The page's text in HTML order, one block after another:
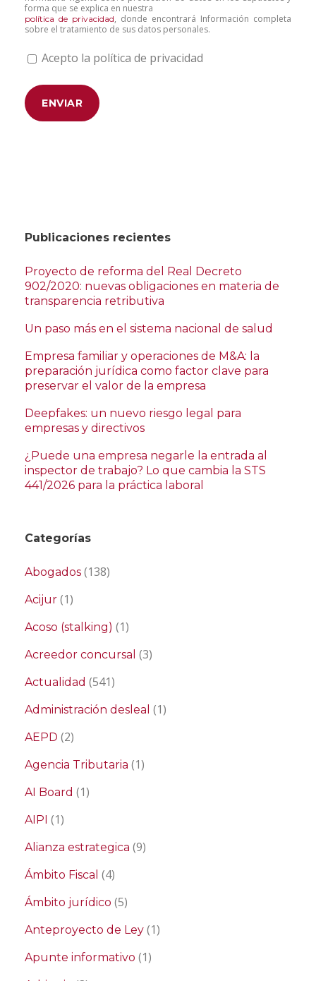
forma que se explica en nuestra
política de privacidad, donde encontrará Información completa
sobre el tratamiento de sus datos personales.
Acepto la política de privacidad
Publicaciones recientes
Proyecto de reforma del Real Decreto
902/2020: nuevas obligaciones en materia de
transparencia retributiva
Un paso más en el sistema nacional de salud
Empresa familiar y operaciones de M&A: la
preparación jurídica como factor clave para
preservar el valor de la empresa
Deepfakes: un nuevo riesgo legal para
empresas y directivos
¿Puede una empresa negarle la entrada al
inspector de trabajo? Lo que cambia la STS
441/2026 para la práctica laboral
Categorías
Abogados (138)
Acijur (1)
Acoso (stalking) (1)
Acreedor concursal (3)
Actualidad (541)
Administración desleal (1)
AEPD (2)
Agencia Tributaria (1)
AI Board (1)
AIPI (1)
Alianza estrategica (9)
Ámbito Fiscal (4)
Ámbito jurídico (5)
Anteproyecto de Ley (1)
Apunte informativo (1)